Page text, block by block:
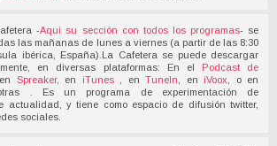
-Aquí su sección con todos los programas- se
las mañanas de lunes a viernes (a partir de las 8:30
ibérica, España).La Cafetera se puede descargar
en diversas plataformas: En el Podcast de
Spreaker, en iTunes , enTuneIn , en iVoox , o en
. Es un programa de experimentación de
actualidad, y tiene como espacio de difusión twitter,
sociales.